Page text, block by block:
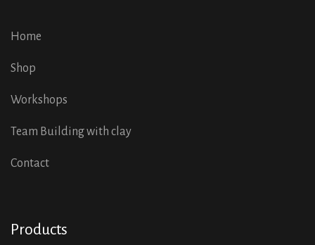
Home
Shop
Workshops
Team Building with clay
Contact
Products